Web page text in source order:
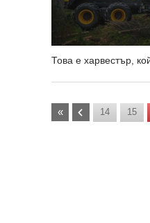
Това е харвестър,
« 14 15